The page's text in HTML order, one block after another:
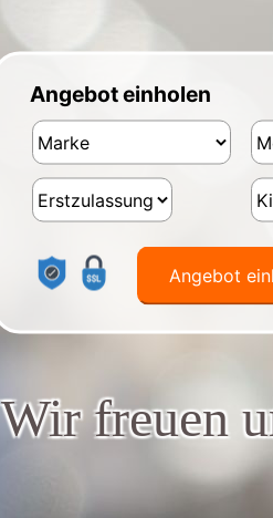
Angebot einholen
Angebot
Wir freuen